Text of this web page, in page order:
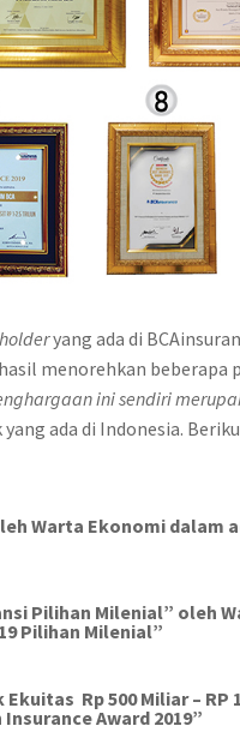
yang ada di
menorehkan beberapa
ini sendiri
ada di Indonesia.
Warta Ekonomi dalam
Pilihan Milenial” oleh
Pilihan Milenial”
Rp 500 Miliar – RP
Award 2019”